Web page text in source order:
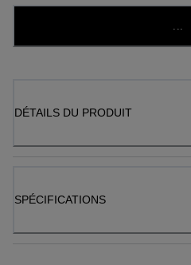
...
DÉTAILS DU PRODUIT
SPÉCIFICATIONS